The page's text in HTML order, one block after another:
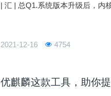
| 汇 | 总Q1.系统版本升级后，内
2021-12-16 4754
优麒麟这款工具，助你